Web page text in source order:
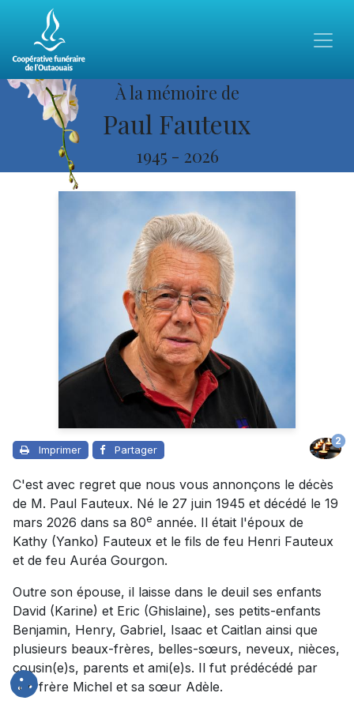
À la mémoire de
Paul Fauteux
1945 - 2026
Imprimer Partager
2
C'est avec regret que nous vous annonçons le décès
de M. Paul Fauteux. Né le 27 juin 1945 et décédé le 19
mars 2026 dans sa 80e année. Il était l'époux de
Kathy (Yanko) Fauteux et le fils de feu Henri Fauteux
et de feu Auréa Gourgon.
Outre son épouse, il laisse dans le deuil ses enfants
David (Karine) et Eric (Ghislaine), ses petits-enfants
Benjamin, Henry, Gabriel, Isaac et Caitlan ainsi que
plusieurs beaux-frères, belles-sœurs, neveux, nièces,
cousin(e)s, parents et ami(e)s. Il fut prédécédé par
son frère Michel et sa sœur Adèle.